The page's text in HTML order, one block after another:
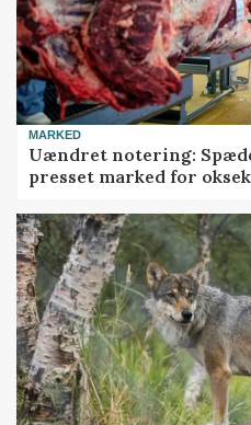
MARKED
Uændret notering:
presset marked for